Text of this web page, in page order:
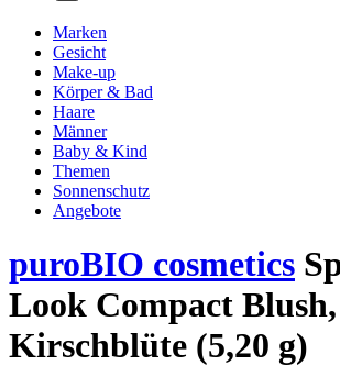
Marken
Gesicht
Make-up
Körper & Bad
Haare
Männer
Baby & Kind
Themen
Sonnenschutz
Angebote
puroBIO cosmetics
Look Compact
Kirschblüte (5,20 g)